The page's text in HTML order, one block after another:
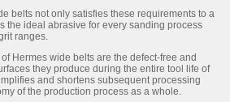
belts not only satisfies these requirements to a
the ideal abrasive for every sanding process
ranges.
Hermes wide belts are the defect-free and
they produce during the entire tool life of
and shortens subsequent processing
of the production process as a whole.